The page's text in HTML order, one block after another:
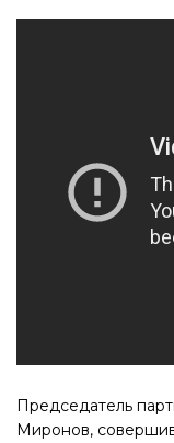
Председатель
Миронов,